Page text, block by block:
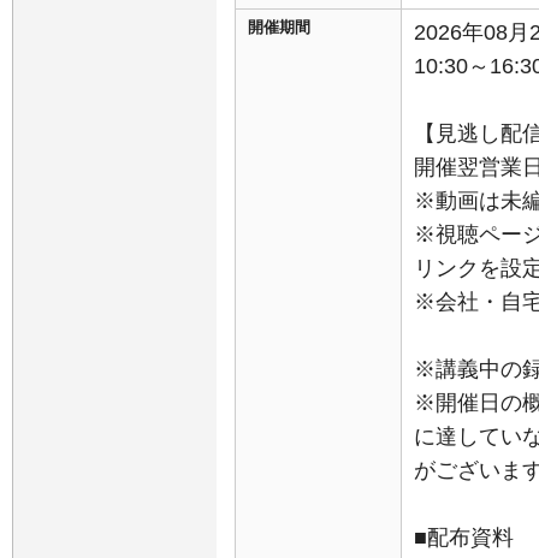
開催期間
2026年08月
10:30～
【見逃し配
開催翌営業
※動画は未
※視聴ペー
リンクを設
※会社・自
※講義中の
※開催日の
に達してい
がございま
■配布資料